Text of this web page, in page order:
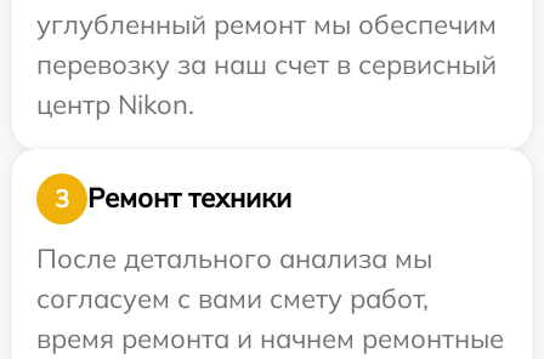
углубленный ремонт мы обеспечим
перевозку за наш счет в сервисный
центр Nikon.
3
Ремонт техники
После детального анализа мы
согласуем с вами смету работ,
время ремонта и начнем ремонтные